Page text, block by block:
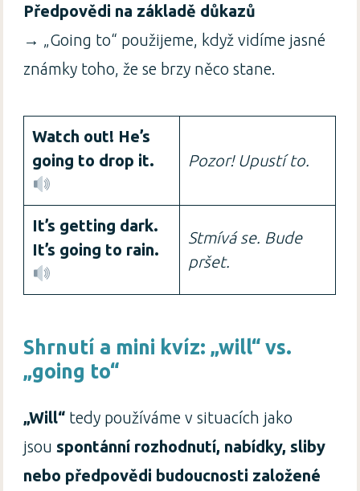
Předpovědi na základě důkazů
→ „Going to“ použijeme, když vidíme jasné
známky toho, že se brzy něco stane.
Watch out! He’s
going to drop it.
Pozor! Upustí to.
It’s getting dark.
It’s going to rain.
Stmívá se. Bude
pršet.
Shrnutí a mini kvíz: „will“ vs.
„going to“
„Will“ tedy používáme v situacích jako
jsou spontánní rozhodnutí, nabídky, sliby
nebo předpovědi budoucnosti založené